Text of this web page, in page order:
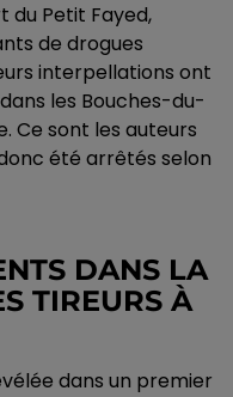
du Petit Fayed,
de drogues
interpellations ont
les Bouches-du-
Ce sont les auteurs
été arrêtés selon
DANS LA
TIREURS À
dans un premier